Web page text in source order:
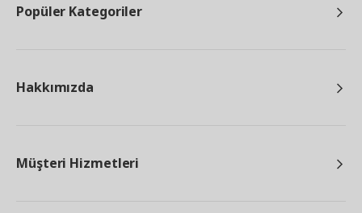
Popüler Kategoriler
Hakkımızda
Müşteri Hizmetleri